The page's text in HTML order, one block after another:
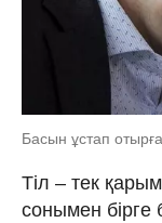
Басын ұстап
Тіл – тек
сонымен бірге